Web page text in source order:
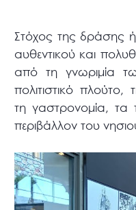
Στόχος της δράσης
αυθεντικού και
από τη γνωριμία
πολιτιστικό πλούτο,
τη γαστρονομία, τα
περιβάλλον του